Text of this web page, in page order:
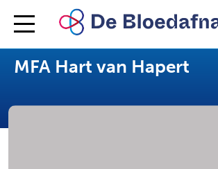
Diagnostiek Voor U Locaties MFA Hart
MFA Hart van Hapert